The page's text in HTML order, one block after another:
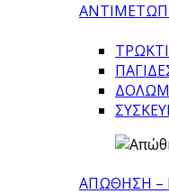
ΑΠΩΘΗΣΗ –